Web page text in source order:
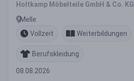
Holtkamp Möbelteile GmbH & Co. KG
Melle
Vollzeit
Weiterbildungen
Berufskleidung
08.08.2026